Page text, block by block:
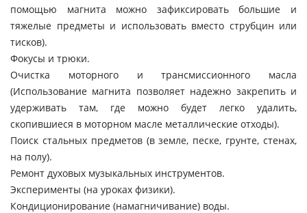
помощью магнита можно зафиксировать большие и
тяжелые предметы и использовать вместо струбцин или
тисков).
Фокусы и трюки.
Очистка моторного и трансмиссионного масла
(Использование магнита позволяет надежно закрепить и
удерживать там, где можно будет легко удалить,
скопившиеся в моторном масле металлические отходы).
Поиск стальных предметов (в земле, песке, грунте, стенах,
на полу).
Ремонт духовых музыкальных инструментов.
Эксперименты (на уроках физики).
Кондиционирование (намагничивание) воды.